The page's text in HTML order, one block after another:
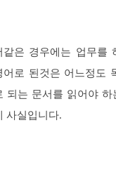
같은 경우에는 업무를
어로 된것은 어느정도
되는 문서를 읽어야
사실입니다.